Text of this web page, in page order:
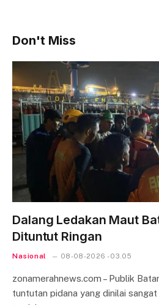
Don't Miss
Dalang Ledakan Maut
Dituntut Ringan
Nasional 08-08-2026 - 03.05
zonamerahnews.com – Publik
tuntutan pidana yang dinilai